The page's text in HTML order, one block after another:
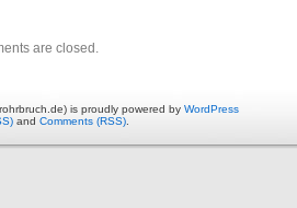
are closed.
is proudly powered by WordPress
and Comments (RSS)